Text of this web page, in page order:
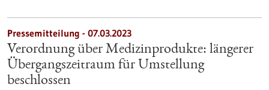
Pressemitteilung - 07.03.2023
Verordnung über Medizinprodukte: längerer
Übergangszeitraum für Umstellung
beschlossen